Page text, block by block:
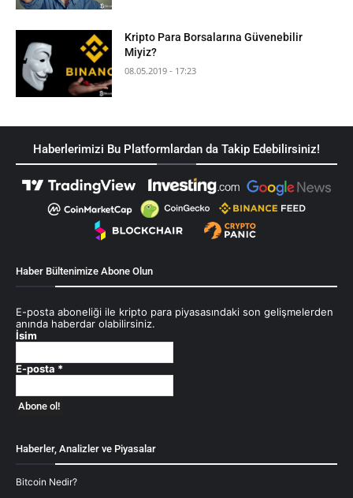
Kripto Para Borsalarına Güvenebilir
Miyiz?
08.05.2019 - 17:23
Haberlerimizi Bu Platformlardan da Takip Edebilirsiniz!
Haber Bültenimize Abone Olun
E-posta aboneliği ile kripto para piyasasındaki son gelişmelerden
anında haberdar olabilirsiniz.
İsim
E-posta *
Haberler, Analizler ve Piyasalar
Bitcoin Nedir?